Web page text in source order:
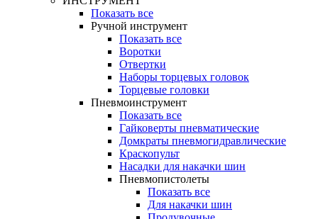
Показать все
Ручной инструмент
Показать все
Воротки
Отвертки
Наборы торцевых головок
Торцевые головки
Пневмоинструмент
Показать все
Гайковерты пневматические
Домкраты пневмогидравлические
Краскопульт
Насадки для накачки шин
Пневмопистолеты
Показать все
Для накачки шин